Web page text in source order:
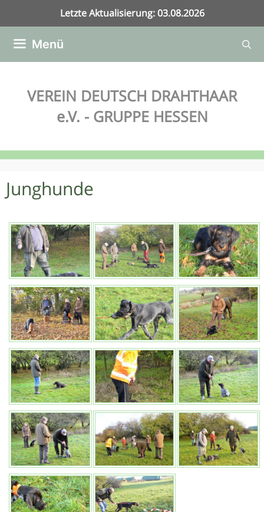
springen
Letzte Aktualisierung: 03.08.2026
Menü
VEREIN DEUTSCH DRAHTHAAR
e.V. - GRUPPE HESSEN
Junghunde